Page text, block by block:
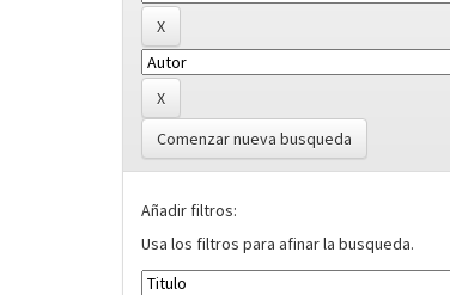
Comenzar nueva busqueda
Añadir filtros:
Usa los filtros para afinar la busqueda.